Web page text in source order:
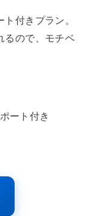
付きプラン。
るので、モチベ
ート付き